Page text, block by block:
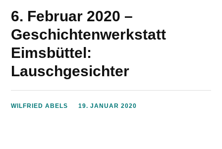
6. Februar 2020 –
Geschichtenwerkstatt
Eimsbüttel:
Lauschgesichter
WILFRIED ABELS 19. JANUAR 2020